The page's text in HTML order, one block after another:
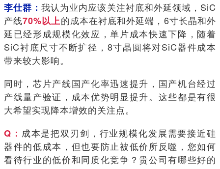
李仕群：我认为业内应该关注衬底和外延领域，SiC
产线70%以上的成本在衬底和外延端，6寸长晶和外
延已经形成规模化效应，单片成本快速下降，随着
SiC衬底尺寸不断扩径，8寸晶圆将对SiC器件成本
带来较大影响。
同时，芯片产线国产化率迅速提升，国产机台经过
产线量产验证，成本优势明显提升。这些都是有很
大希望实现降本增效的关注点。
Q： 成本是把双刃剑，行业规模化发展需要接近硅
器件的低成本，但也要防止被低价所反噬，您如何
看待行业的低价和同质化竞争？贵公司有哪些好的